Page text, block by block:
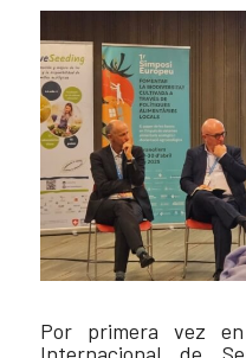
Por primera vez